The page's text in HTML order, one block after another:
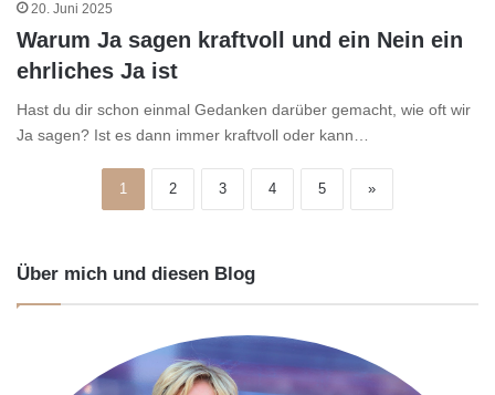
20. Juni 2025
Warum Ja sagen kraftvoll und ein Nein ein
ehrliches Ja ist
Hast du dir schon einmal Gedanken darüber gemacht, wie oft wir
Ja sagen? Ist es dann immer kraftvoll oder kann…
1 2 3 4 5 »
Über mich und diesen Blog